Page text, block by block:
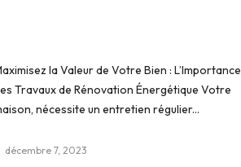
la Valeur de Votre Bien : L’Importance
Travaux de Rénovation Énergétique Votre
nécessite un entretien régulier...
décembre 7, 2023